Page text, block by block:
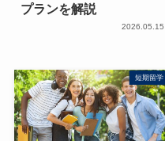
プランを解説
2026.05.15
短期留学